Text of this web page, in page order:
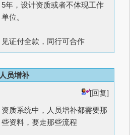
5年，设计资质或者不体现工作
单位。
见证付全款，同行可合作
人员增补
[回复]
资质系统中，人员增补都需要那
些资料，要走那些流程